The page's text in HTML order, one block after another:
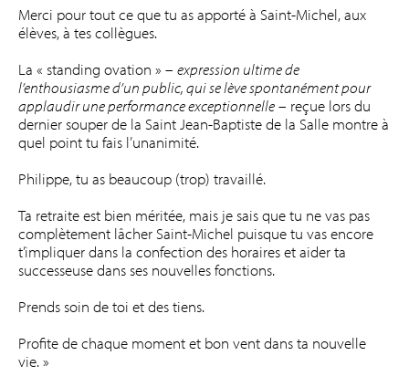
Merci pour tout ce que tu as apporté à Saint-Michel, aux
élèves, à tes collègues.
La « standing ovation » – expression ultime de
l’enthousiasme d’un public, qui se lève spontanément pour
applaudir une performance exceptionnelle– reçue lors du
dernier souper de la Saint Jean-Baptiste de la Salle montre à
quel point tu fais l’unanimité.
Philippe, tu as beaucoup (trop) travaillé.
Ta retraite est bien méritée, mais je sais que tu ne vas pas
complètement lâcher Saint-Michel puisque tu vas encore
t’impliquer dans la confection des horaires et aider ta
successeuse dans ses nouvelles fonctions.
Prends soin de toi et des tiens.
Profite de chaque moment et bon vent dans ta nouvelle
vie. »